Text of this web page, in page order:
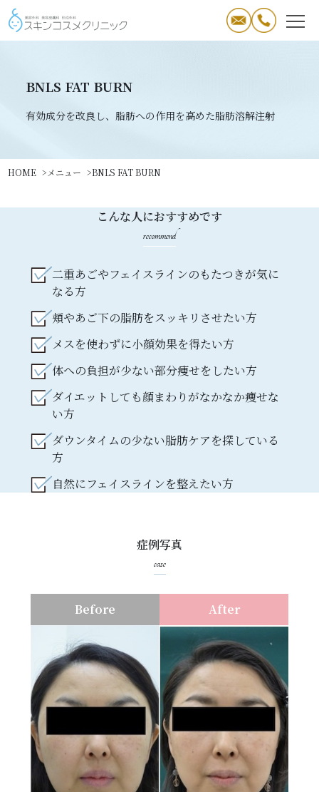
BNLS FAT BURN
有効成分を改良し、脂肪への作用を高めた脂肪溶解注射
HOME メニュー BNLS FAT BURN
こんな人におすすめです
recommend
二重あごやフェイスラインのもたつきが気に
なる方
頬やあご下の脂肪をスッキリさせたい方
メスを使わずに小顔効果を得たい方
体への負担が少ない部分痩せをしたい方
ダイエットしても顔まわりがなかなか痩せな
い方
ダウンタイムの少ない脂肪ケアを探している
方
自然にフェイスラインを整えたい方
症例写真
case
Before After